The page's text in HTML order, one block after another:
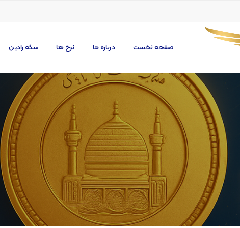
صفحه نخست درباره ما نرخ ها سکه رادین